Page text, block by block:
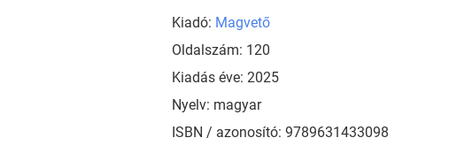
Kiadó: Magvető
Oldalszám: 120
Kiadás éve: 2025
Nyelv: magyar
ISBN / azonosító: 9789631433098